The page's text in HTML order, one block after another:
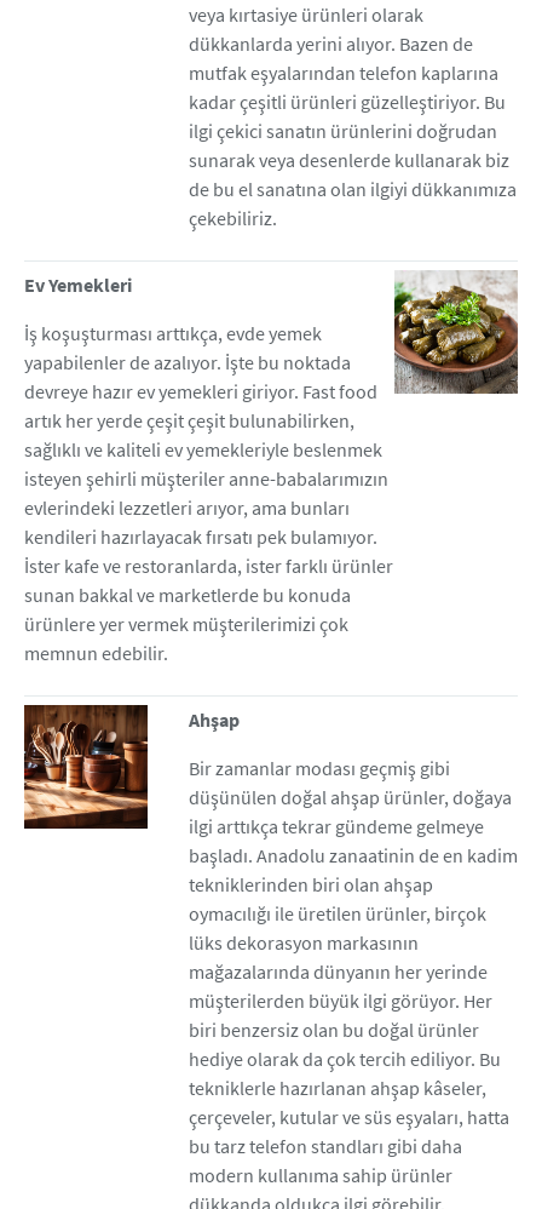
veya kırtasiye ürünleri olarak
dükkanlarda yerini alıyor. Bazen de
mutfak eşyalarından telefon kaplarına
kadar çeşitli ürünleri güzelleştiriyor. Bu
ilgi çekici sanatın ürünlerini doğrudan
sunarak veya desenlerde kullanarak biz
de bu el sanatına olan ilgiyi dükkanımıza
çekebiliriz.
Ev Yemekleri
İş koşuşturması arttıkça, evde yemek
yapabilenler de azalıyor. İşte bu noktada
devreye hazır ev yemekleri giriyor. Fast food
artık her yerde çeşit çeşit bulunabilirken,
sağlıklı ve kaliteli ev yemekleriyle beslenmek
isteyen şehirli müşteriler anne-babalarımızın
evlerindeki lezzetleri arıyor, ama bunları
kendileri hazırlayacak fırsatı pek bulamıyor.
İster kafe ve restoranlarda, ister farklı ürünler
sunan bakkal ve marketlerde bu konuda
ürünlere yer vermek müşterilerimizi çok
memnun edebilir.
Ahşap
Bir zamanlar modası geçmiş gibi
düşünülen doğal ahşap ürünler, doğaya
ilgi arttıkça tekrar gündeme gelmeye
başladı. Anadolu zanaatinin de en kadim
tekniklerinden biri olan ahşap
oymacılığı ile üretilen ürünler, birçok
lüks dekorasyon markasının
mağazalarında dünyanın her yerinde
müşterilerden büyük ilgi görüyor. Her
biri benzersiz olan bu doğal ürünler
hediye olarak da çok tercih ediliyor. Bu
tekniklerle hazırlanan ahşap kâseler,
çerçeveler, kutular ve süs eşyaları, hatta
bu tarz telefon standları gibi daha
modern kullanıma sahip ürünler